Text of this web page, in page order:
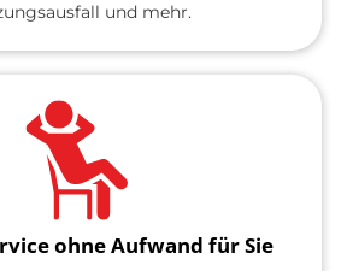
und mehr.
ohne Aufwand für Sie